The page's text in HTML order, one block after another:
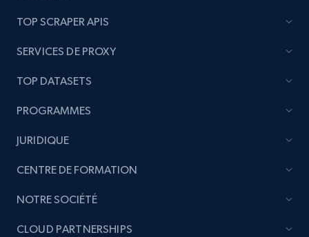
TOP SCRAPER APIS
SERVICES DE PROXY
TOP DATASETS
PROGRAMMES
JURIDIQUE
CENTRE DE FORMATION
NOTRE SOCIÉTÉ
CLOUD PARTNERSHIPS